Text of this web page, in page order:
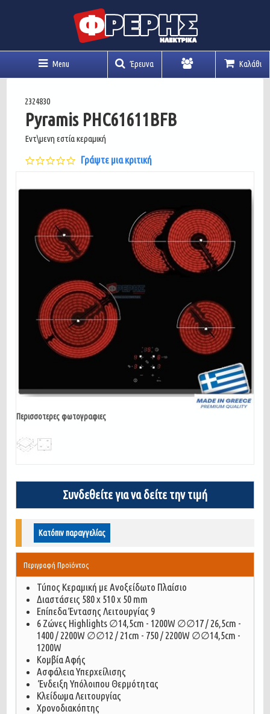
Menu Έρευνα Καλάθι
2324830
Pyramis PHC61611BFB
Εντ\μενη εστία κεραμική
0.0
star
Γράψτε μια κριτική
Περισσοτερες φωτογραφιες
Συνδεθείτε για να δείτε την τιμή
Κατόπιν παραγγελίας
Περιγραφή Προϊόντος
Τύπος Κεραμική με Ανοξείδωτο Πλαίσιο
Διαστάσεις 580 x 510 x 50 mm
Επίπεδα Έντασης Λειτουργίας 9
6 Ζώνες Highlights ∅14,5cm - 1200W ∅∅17 / 26,5cm -
1400 / 2200W ∅∅12 / 21cm - 750 / 2200W ∅∅14,5cm -
1200W
Κομβία Aφής
Ασφάλεια Υπερχείλισης
Ένδειξη Υπόλοιπου Θερμότητας
Κλείδωμα Λειτουργίας
Χρονοδιακόπτης